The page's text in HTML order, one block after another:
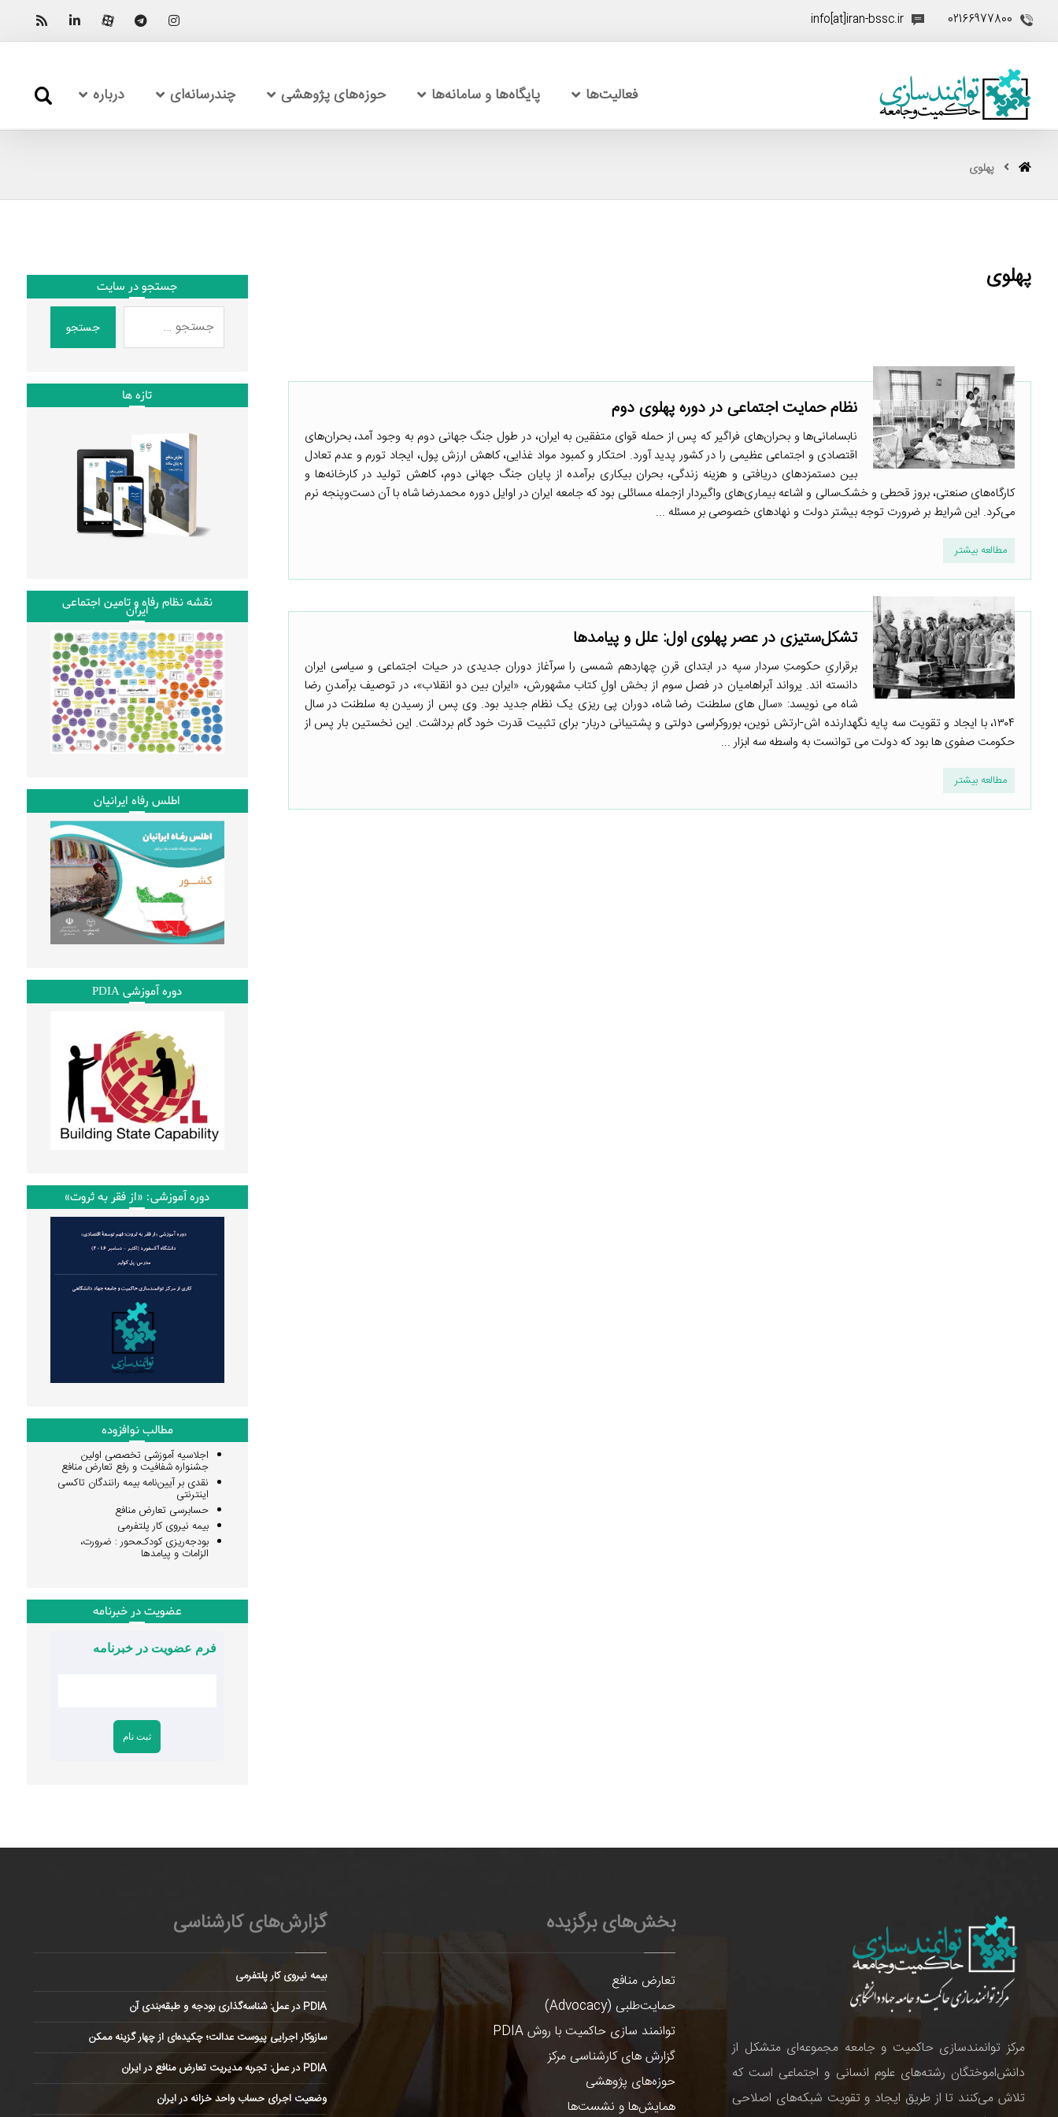
02166977800
info[at]iran-bssc.ir
فعالیت‌ها پایگاه‌ها و سامانه‌ها حوزه‌های پژوهشی چندرسانه‌ای درباره
پهلوی
پهلوی
نظام حمایت اجتماعی در دوره پهلوی دوم
نابسامانی‌ها و بحران‌های فراگیر که پس از حمله قوای متفقین به ایران، در طول جنگ جهانی دوم به وجود آمد، بحران‌های
اقتصادی و اجتماعی عظیمی را در کشور پدید آورد. احتکار و کمبود مواد غذایی، کاهش ارزش پول، ایجاد تورم و عدم تعادل
بین دستمزدهای دریافتی و هزینه زندگی، بحران بیکاری برآمده از پایان جنگ جهانی دوم، کاهش تولید در کارخانه‌ها و
کارگاه‌های صنعتی، بروز قحطی و خشک‌سالی و اشاعه بیماری‌های واگیردار ازجمله مسائلی بود که جامعه ایران در اوایل دوره محمدرضا شاه با آن دست‌وپنجه نرم
می‌کرد. این شرایط بر ضرورت توجه بیشتر دولت و نهادهای خصوصی بر مسئله ...
مطالعه بیشتر
تشکل‌ستیزی در عصر پهلوی اول: علل و پیامدها
برقراریِ حکومتِ سردار سپه در ابتدای قرنِ چهاردهم شمسی را سرآغاز دوران جدیدی در حیات اجتماعی و سیاسی ایران
دانسته اند. یرواند آبراهامیان در فصل سوم از بخش اولِ کتاب مشهورش، «ایران بین دو انقلاب»، در توصیف برآمدنِ رضا
شاه می نویسد: «سال های سلطنت رضا شاه، دوران پی ریزی یک نظام جدید بود. وی پس از رسیدن به سلطنت در سال
۱۳۰۴، با ایجاد و تقویت سه پایه نگهدارنده اش-ارتش نوین، بوروکراسی دولتی و پشتیبانی دربار- برای تثبیت قدرت خود گام برداشت. این نخستین بار پس از
حکومت صفوی ها بود که دولت می توانست به واسطه سه ابزار ...
مطالعه بیشتر
جستجو در سایت
جستجو
تازه ها
نقشه نظام رفاه و تامین اجتماعی
ایران
اطلس رفاه ایرانیان
دوره آموزشی PDIA
دوره آموزشی: «از فقر به ثروت»
مطالب نوافزوده
اجلاسیه آموزشی تخصصی اولین
جشنواره شفافیت و رفع تعارض منافع
نقدی بر آیین‌نامه بیمه رانندگان تاکسی
اینترنتی
حسابرسی تعارض منافع
بیمه نیروی کار پلتفرمی
بودجه‌ریزی کودک‌محور : ضرورت،
الزامات و پیامدها
عضویت در خبرنامه
فرم عضویت در خبرنامه
مرکز توانمندسازی حاکمیت و جامعه مجموعه‌ای متشکل از
دانش‌اموختگان رشته‌های علوم انسانی و اجتماعی است که
تلاش می‌کنند تا از طریق ایجاد و تقویت شبکه‌های اصلاحی
بخش‌های برگزیده
تعارض منافع
حمایت‌طلبی (Advocacy)
توانمند سازی حاکمیت با روش PDIA
گزارش های کارشناسی مرکز
حوزه‌های پژوهشی
همایش‌ها و نشست‌ها
گزارش‌های کارشناسی
بیمه نیروی کار پلتفرمی
PDIA در عمل: شناسه‌گذاری بودجه و طبقه‌بندی آن
سازوکار اجرایی پیوست عدالت؛ چکیده‌ای از چهار گزینه ممکن
PDIA در عمل: تجربه مدیریت تعارض منافع در ایران
وضعیت اجرای حساب واحد خزانه در ایران